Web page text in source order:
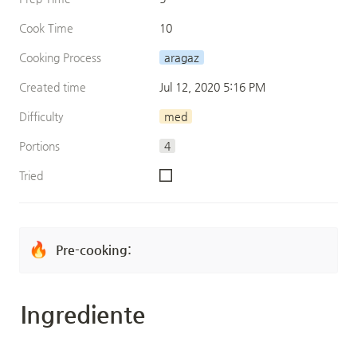
Cook Time 10
Cooking Process aragaz
Created time Jul 12, 2020 5:16 PM
Difficulty med
Portions 4
Tried
🔥 Pre-cooking:
Ingrediente